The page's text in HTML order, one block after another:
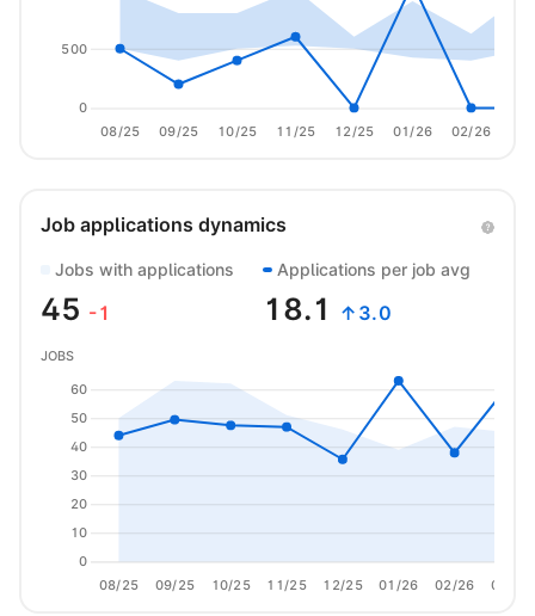
08/25 09/25 10/25 11/25 12/25 01/26 02/26
0
500
Job applications dynamics
Jobs with applications
45 -1
Applications per job avg
18.1 ↑3.0
08/25 09/25 10/25 11/25 12/25 01/26 02/26 03/26
0
10
20
30
40
50
60
JOBS